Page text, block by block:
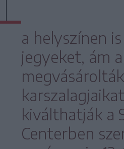
a helyszínen
jegyeket, ám
kiválthatják a
Centerben